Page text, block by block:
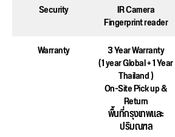
Security
IR Camera
Fingerprint reader
Warranty
3 Year Warranty
(1 year Global + 1 Year
Thailand )
On-Site Pick up &
Return
พื้นที่กรุงเทพและ
ปริมณฑล